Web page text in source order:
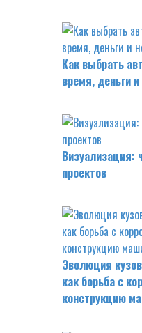
Как выбрать
время, деньги
Визуализация:
проектов
Эволюция
как борьба с
конструкцию